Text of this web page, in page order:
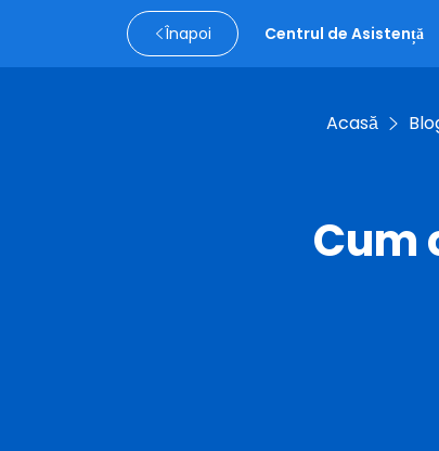
Înapoi Centrul de Asistență
Acasă
Cum